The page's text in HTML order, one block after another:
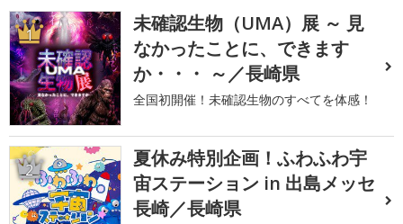
1
未確認生物（UMA）展 ～ 見
なかったことに、できます
か・・・ ～／長崎県
全国初開催！未確認生物のすべてを体感！
2
夏休み特別企画！ふわふわ宇
宙ステーション in 出島メッセ
長崎／長崎県